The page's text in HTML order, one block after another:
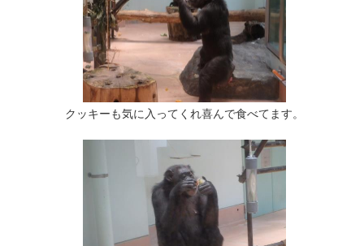
クッキーも気に入ってくれ喜んで食べてます。